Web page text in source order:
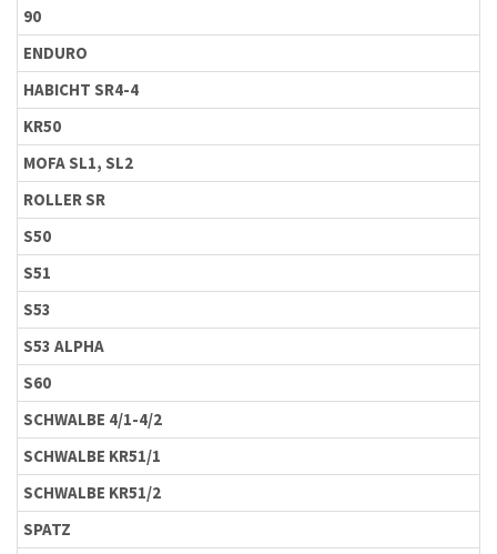
90
ENDURO
HABICHT SR4-4
KR50
MOFA SL1, SL2
ROLLER SR
S50
S51
S53
S53 ALPHA
S60
SCHWALBE 4/1-4/2
SCHWALBE KR51/1
SCHWALBE KR51/2
SPATZ